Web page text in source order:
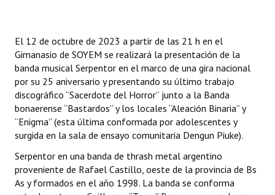
Dictámenes Asesoría Letrada
Actas de Sesión
Informes de Unidad Coordinadora
Ejecución Presupuestaria
Actas de Audiencias Públicas
NORMATIVA
El 12 de octubre de 2023 a partir de las 21 h en el
Gimanasio de SOYEM se realizará la presentación de la
banda musical Serpentor en el marco de una gira nacional
por su 25 aniversario y presentando su último trabajo
discográfico “Sacerdote del Horror” junto a la Banda
bonaerense “Bastardos” y los locales “Aleación Binaria” y
“Enigma” (esta última conformada por adolescentes y
surgida en la sala de ensayo comunitaria Dengun Piuke).
Serpentor en una banda de thrash metal argentino
proveniente de Rafael Castillo, oeste de la provincia de Bs
As y formados en el año 1998. La banda se conforma